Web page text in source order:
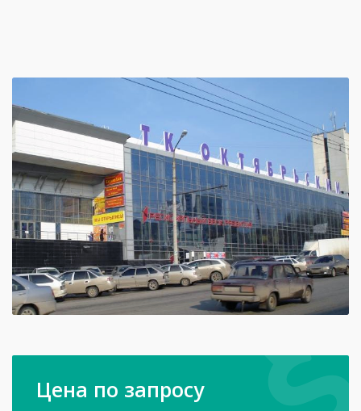
Цена по запросу